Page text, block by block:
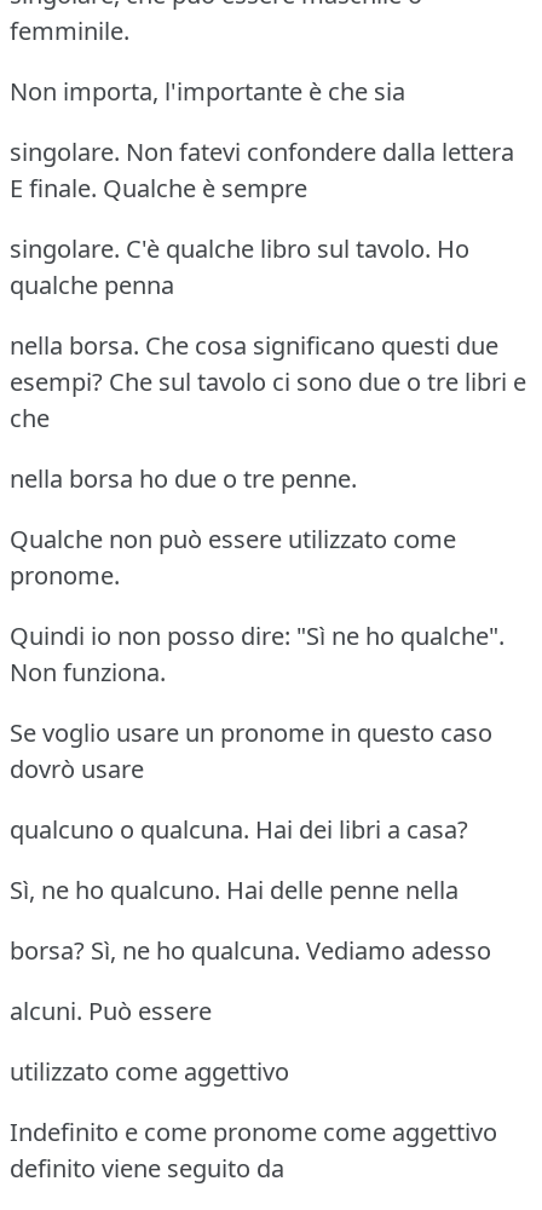
femminile.
Non importa, l'importante è che sia
singolare. Non fatevi confondere dalla lettera
E finale. Qualche è sempre
singolare. C'è qualche libro sul tavolo. Ho
qualche penna
nella borsa. Che cosa significano questi due
esempi? Che sul tavolo ci sono due o tre libri e
che
nella borsa ho due o tre penne.
Qualche non può essere utilizzato come
pronome.
Quindi io non posso dire: "Sì ne ho qualche".
Non funziona.
Se voglio usare un pronome in questo caso
dovrò usare
qualcuno o qualcuna. Hai dei libri a casa?
Sì, ne ho qualcuno. Hai delle penne nella
borsa? Sì, ne ho qualcuna. Vediamo adesso
alcuni. Può essere
utilizzato come aggettivo
Indefinito e come pronome come aggettivo
definito viene seguito da